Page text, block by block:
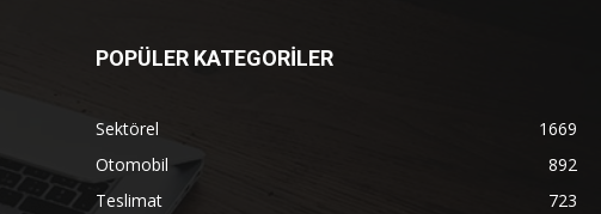
POPÜLER KATEGORİLER
Sektörel
1669
Otomobil
892
Teslimat
723